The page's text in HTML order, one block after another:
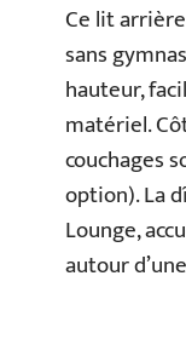
Ce lit
sans
hauteur,
matériel.
couchages
option). La
Lounge,
autour